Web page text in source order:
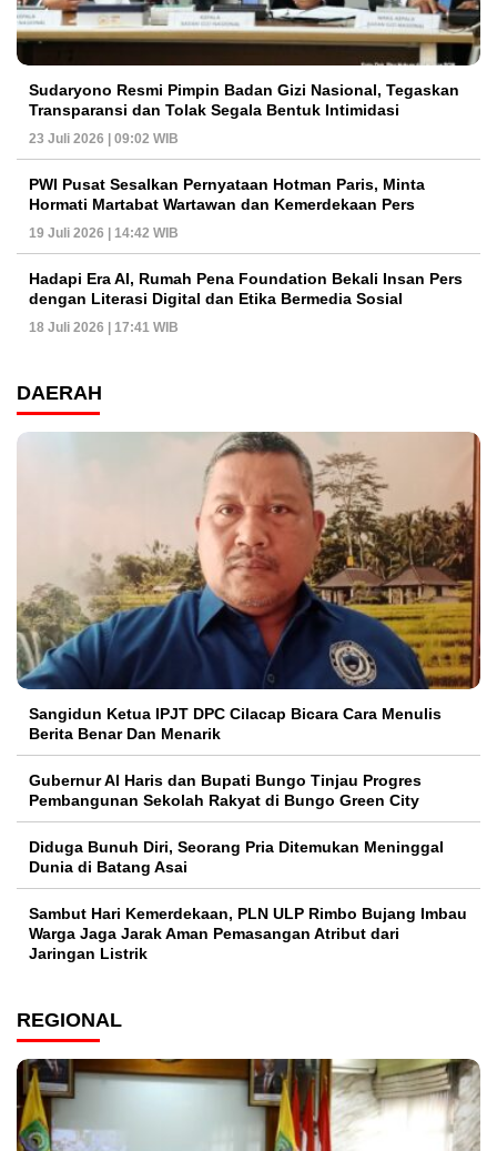
Sudaryono Resmi Pimpin Badan Gizi Nasional, Tegaskan
Transparansi dan Tolak Segala Bentuk Intimidasi
23 Juli 2026 | 09:02 WIB
PWI Pusat Sesalkan Pernyataan Hotman Paris, Minta
Hormati Martabat Wartawan dan Kemerdekaan Pers
19 Juli 2026 | 14:42 WIB
Hadapi Era AI, Rumah Pena Foundation Bekali Insan Pers
dengan Literasi Digital dan Etika Bermedia Sosial
18 Juli 2026 | 17:41 WIB
DAERAH
Sangidun Ketua IPJT DPC Cilacap Bicara Cara Menulis
Berita Benar Dan Menarik
​Gubernur Al Haris dan Bupati Bungo Tinjau Progres
Pembangunan Sekolah Rakyat di Bungo Green City
Diduga Bunuh Diri, Seorang Pria Ditemukan Meninggal
Dunia di Batang Asai
Sambut Hari Kemerdekaan, PLN ULP Rimbo Bujang Imbau
Warga Jaga Jarak Aman Pemasangan Atribut dari
Jaringan Listrik​
REGIONAL